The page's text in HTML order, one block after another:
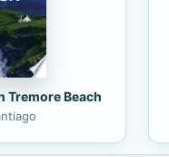
Tremore Beach